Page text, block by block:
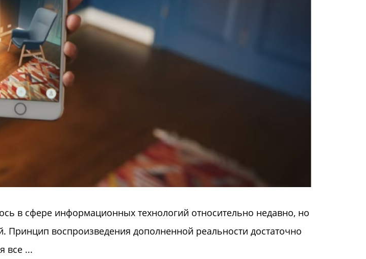
в сфере информационных технологий относительно недавно, но
воспроизведения дополненной реальности достаточно
все ...